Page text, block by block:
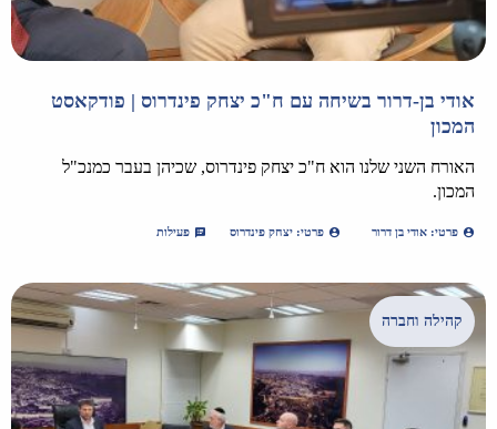
אודי בן-דרור בשיחה עם ח"כ יצחק פינדרוס | פודקאסט
המכון
האורח השני שלנו הוא ח"כ יצחק פינדרוס, שכיהן בעבר כמנכ"ל
המכון.
פרטי: אודי בן דרור פרטי: יצחק פינדרוס פעילות
קהילה וחברה